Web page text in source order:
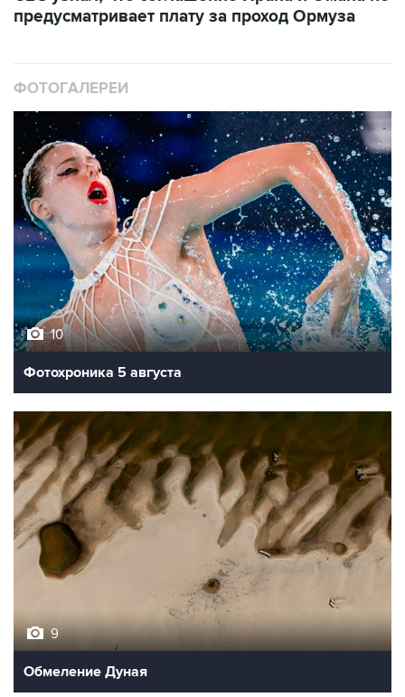
предусматривает плату за проход Ормуза
ФОТОГАЛЕРЕИ
10
Фотохроника 5 августа
9
Обмеление Дуная